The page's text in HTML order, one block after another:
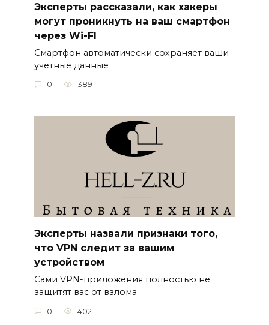
Эксперты рассказали, как хакеры
могут проникнуть на ваш смартфон
через Wi-FI
Смартфон автоматически сохраняет ваши
учетные данные
0 389
Эксперты назвали признаки того,
что VPN следит за вашим
устройством
Сами VPN-приложения полностью не
защитят вас от взлома
0 402